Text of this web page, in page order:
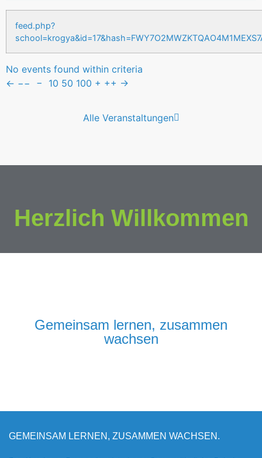
feed.php?
No events found within criteria
← −− − 10 50 100 + ++ →
Alle Veranstaltungen
Herzlich Willkommen
Gemeinsam lernen, zusammen
wachsen
GEMEINSAM LERNEN, ZUSAMMEN WACHSEN.